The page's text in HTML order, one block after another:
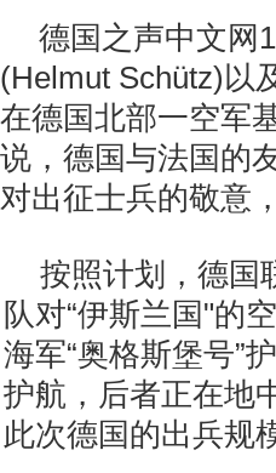
德国之声中文网
(Helmut Schütz)以
在德国北部一空军
说，德国与法国的
对出征士兵的敬意
按照计划，德国
队对“伊斯兰国"的
海军“奥格斯堡号”
护航，后者正在地
此次德国的出兵规